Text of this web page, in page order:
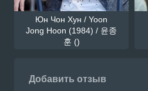
Юн Чон Хун / Yoon
Jong Hoon (1984) / 윤종
훈 ()
Добавить отзыв